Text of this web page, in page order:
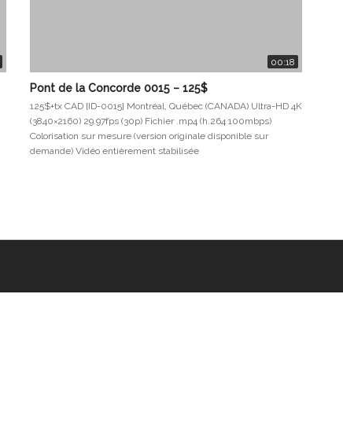
00:18
Pont de la Concorde 0015 – 125$
125$+tx CAD [ID-0015] Montréal, Québec (CANADA) Ultra-HD 4K
(3840×2160) 29.97fps (30p) Fichier .mp4 (h.264 100mbps)
Colorisation sur mesure (version originale disponible sur
demande) Vidéo entièrement stabilisée